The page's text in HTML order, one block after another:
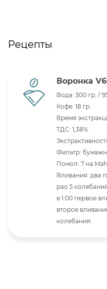
Рецепты
Воронка
Вода: 300 гр. /
Кофе: 18 гр.
Время
ТДС: 1,38%
Фильтр:
Помол: 7 на
Вливания: два
рао 5
в 1:00 первое
второе
колебаний.